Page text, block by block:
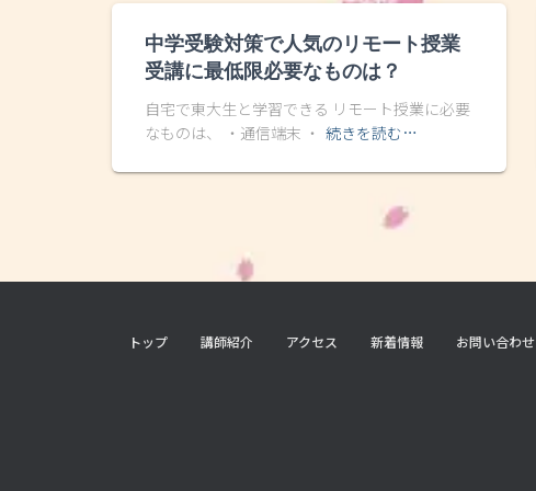
中学受験対策で人気のリモート授業
受講に最低限必要なものは？
自宅で東大生と学習できる リモート授業に必要
なものは、 ・通信端末 ・ 続きを読む…
トップ 講師紹介 アクセス 新着情報 お問い合わせ